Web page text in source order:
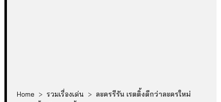
Home > รวมเรื่องเด่น > ละครรีรัน เรตติ้งดีกว่าละครใหม่